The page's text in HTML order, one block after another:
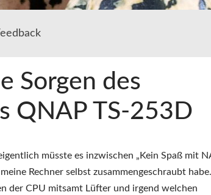
Sorgen des
QNAP TS-253D
müsste es inzwischen „Kein Spaß mit
Rechner selbst zusammengeschraubt
der CPU mitsamt Lüfter und irgend welchen